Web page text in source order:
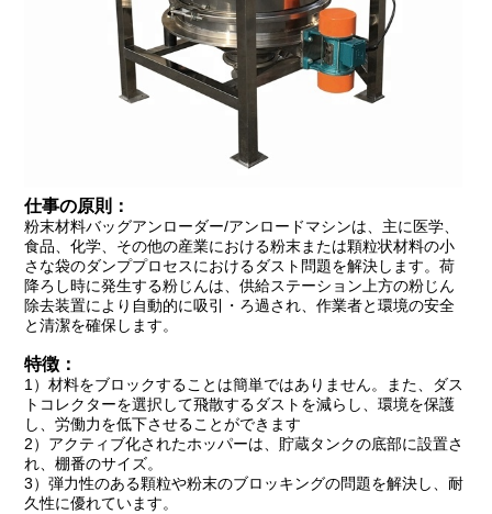
仕事の原則：
粉末材料バッグアンローダー/アンロードマシンは、主に医学、
食品、化学、その他の産業における粉末または顆粒状材料の小
さな袋のダンププロセスにおけるダスト問題を解決します。荷
降ろし時に発生する粉じんは、供給ステーション上方の粉じん
除去装置により自動的に吸引・ろ過され、作業者と環境の安全
と清潔を確保します。
特徴：
1）材料をブロックすることは簡単ではありません。また、ダス
トコレクターを選択して飛散するダストを減らし、環境を保護
し、労働力を低下させることができます
2）アクティブ化されたホッパーは、貯蔵タンクの底部に設置さ
れ、棚番のサイズ。
3）弾力性のある顆粒や粉末のブロッキングの問題を解決し、耐
久性に優れています。